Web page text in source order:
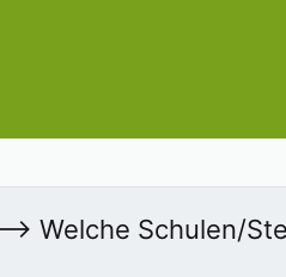
Welche Schulen/